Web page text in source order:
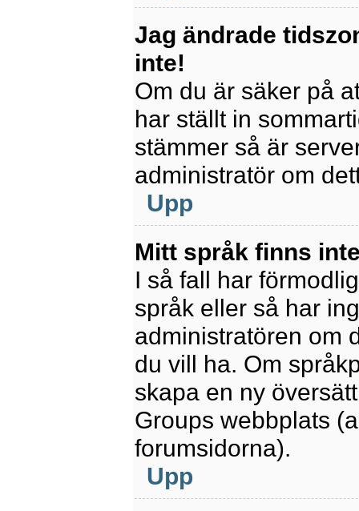
Jag ändrade
inte!
Om du är säker på
har ställt in
stämmer så är
administratör om
Upp
Mitt språk finns
I så fall har
språk eller så har
administratören om
du vill ha. Om
skapa en ny
Groups webbplats
forumsidorna).
Upp